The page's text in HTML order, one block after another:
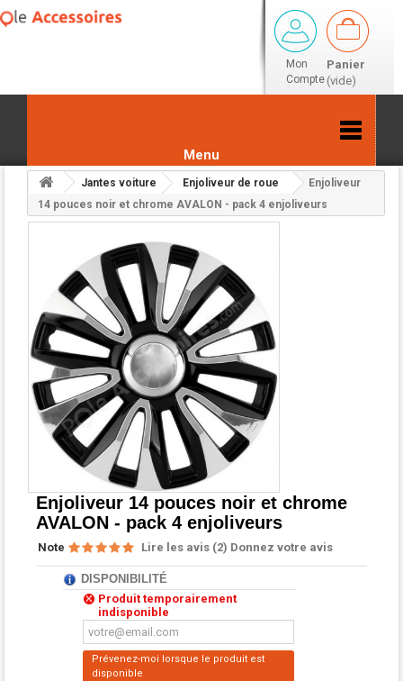
Mon
Compte
Panier
(vide)
Menu
Jantes voiture Enjoliveur de roue
Enjoliveur
14 pouces noir et chrome AVALON - pack 4 enjoliveurs
Retour aux résultats
Enjoliveur 14 pouces noir et chrome
AVALON - pack 4 enjoliveurs
Note Lire les avis (2) Donnez votre avis
DISPONIBILITÉ
Produit temporairement
indisponible
Prévenez-moi lorsque le produit est
disponible